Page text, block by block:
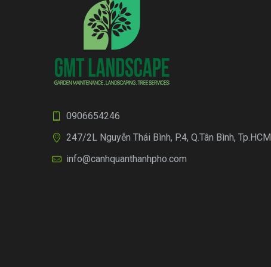
0906654246
247/2L Nguyễn Thái Bình, P.4, Q.Tân Bình, Tp.HCM
info@canhquanthanhpho.com